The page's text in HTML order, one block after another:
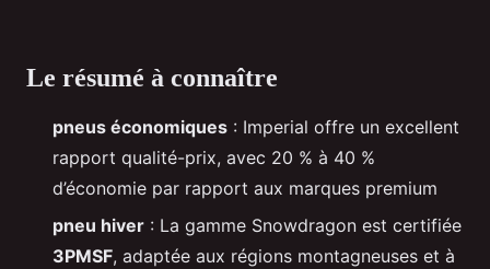
Le résumé à connaître
pneus économiques : Imperial offre un excellent
rapport qualité-prix, avec 20 % à 40 %
d’économie par rapport aux marques premium
pneu hiver : La gamme Snowdragon est certifiée
3PMSF, adaptée aux régions montagneuses et à